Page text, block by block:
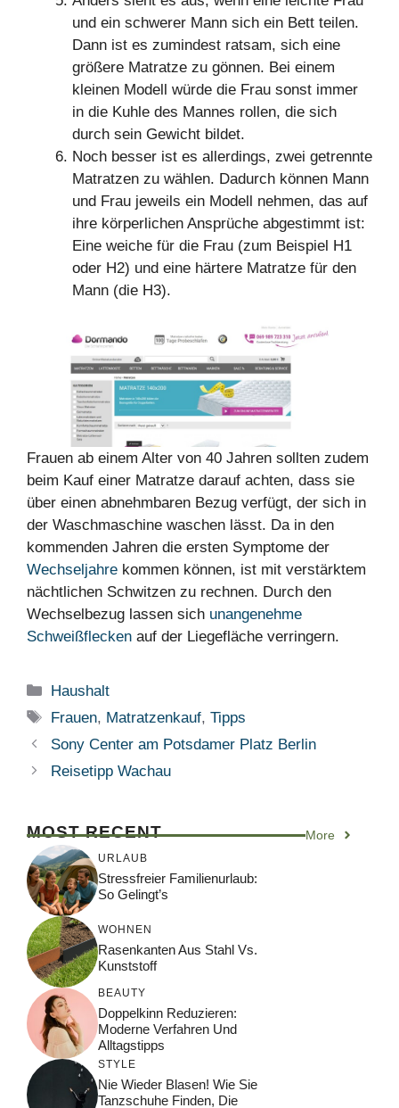
und ein schwerer Mann sich ein Bett teilen.
Dann ist es zumindest ratsam, sich eine
größere Matratze zu gönnen. Bei einem
kleinen Modell würde die Frau sonst immer
in die Kuhle des Mannes rollen, die sich
durch sein Gewicht bildet.
Noch besser ist es allerdings, zwei getrennte
Matratzen zu wählen. Dadurch können Mann
und Frau jeweils ein Modell nehmen, das auf
ihre körperlichen Ansprüche abgestimmt ist:
Eine weiche für die Frau (zum Beispiel H1
oder H2) und eine härtere Matratze für den
Mann (die H3).
Frauen ab einem Alter von 40 Jahren sollten zudem
beim Kauf einer Matratze darauf achten, dass sie
über einen abnehmbaren Bezug verfügt, der sich in
der Waschmaschine waschen lässt. Da in den
kommenden Jahren die ersten Symptome der
Wechseljahre kommen können, ist mit verstärktem
nächtlichen Schwitzen zu rechnen. Durch den
Wechselbezug lassen sich unangenehme
Schweißflecken auf der Liegefläche verringern.
Kategorien
Haushalt
Schlagwörter
Frauen, Matratzenkauf,Tipps
Sony Center am Potsdamer Platz Berlin
Reisetipp Wachau
MOST RECENT More
URLAUB
Stressfreier Familienurlaub:
So Gelingt’s
WOHNEN
Rasenkanten Aus Stahl Vs.
Kunststoff
BEAUTY
Doppelkinn Reduzieren:
Moderne Verfahren Und
Alltagstipps
STYLE
Nie Wieder Blasen! Wie Sie
Tanzschuhe Finden, Die